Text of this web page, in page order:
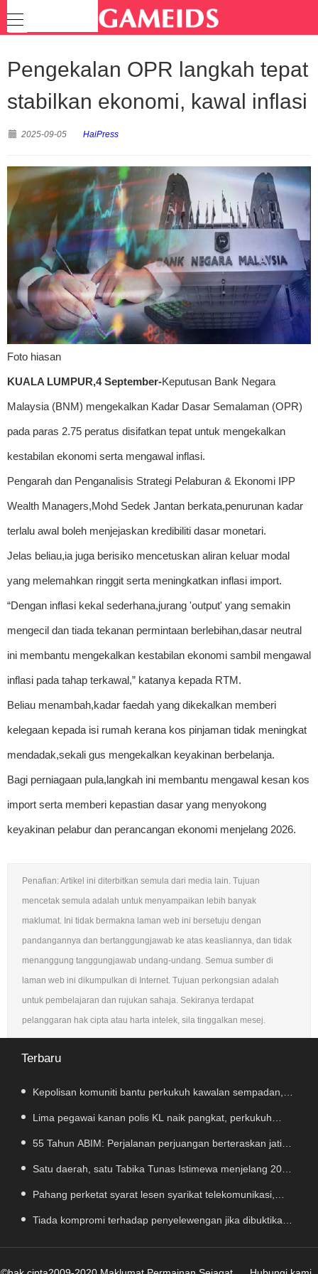
Pengekalan OPR langkah tepat
stabilkan ekonomi, kawal inflasi
2025-09-05 HaiPress
Foto hiasan
KUALA LUMPUR,4 September-Keputusan Bank Negara
Malaysia (BNM) mengekalkan Kadar Dasar Semalaman (OPR)
pada paras 2.75 peratus disifatkan tepat untuk mengekalkan
kestabilan ekonomi serta mengawal inflasi.
Pengarah dan Penganalisis Strategi Pelaburan & Ekonomi IPP
Wealth Managers,Mohd Sedek Jantan berkata,penurunan kadar
terlalu awal boleh menjejaskan kredibiliti dasar monetari.
Jelas beliau,ia juga berisiko mencetuskan aliran keluar modal
yang melemahkan ringgit serta meningkatkan inflasi import.
“Dengan inflasi kekal sederhana,jurang 'output' yang semakin
mengecil dan tiada tekanan permintaan berlebihan,dasar neutral
ini membantu mengekalkan kestabilan ekonomi sambil mengawal
inflasi pada tahap terkawal,” katanya kepada RTM.
Beliau menambah,kadar faedah yang dikekalkan memberi
kelegaan kepada isi rumah kerana kos pinjaman tidak meningkat
mendadak,sekali gus mengekalkan keyakinan berbelanja.
Bagi perniagaan pula,langkah ini membantu mengawal kesan kos
import serta memberi kepastian dasar yang menyokong
keyakinan pelabur dan perancangan ekonomi menjelang 2026.
Penafian: Artikel ini diterbitkan semula dari media lain. Tujuan
mencetak semula adalah untuk menyampaikan lebih banyak
maklumat. Ini tidak bermakna laman web ini bersetuju dengan
pandangannya dan bertanggungjawab ke atas keasliannya, dan tidak
menanggung tanggungjawab undang-undang. Semua sumber di
laman web ini dikumpulkan di Internet. Tujuan perkongsian adalah
untuk pembelajaran dan rujukan sahaja. Sekiranya terdapat
pelanggaran hak cipta atau harta intelek, sila tinggalkan mesej.
Terbaru
Kepolisan komuniti bantu perkukuh kawalan sempadan,
kekang penyeludupan
Lima pegawai kanan polis KL naik pangkat, perkukuh
kepimpinan pasukan
55 Tahun ABIM: Perjalanan perjuangan berteraskan jati
diri harakah Islamiah – PM
Satu daerah, satu Tabika Tunas Istimewa menjelang 2027
– TPM Zahid
Pahang perketat syarat lesen syarikat telekomunikasi,
bendung vandalisme dan kecurian
Tiada kompromi terhadap penyelewengan jika dibuktikan
RCI TH